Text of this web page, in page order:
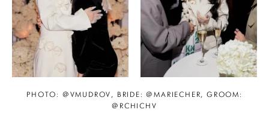
PHOTO: @VMUDROV, BRIDE: @MARIECHER, GROOM:
@RCHICHV